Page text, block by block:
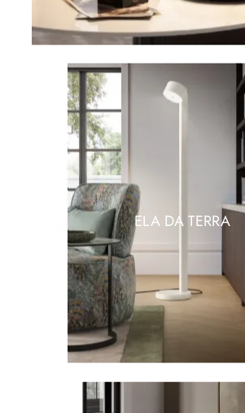
ELA DA TERRA